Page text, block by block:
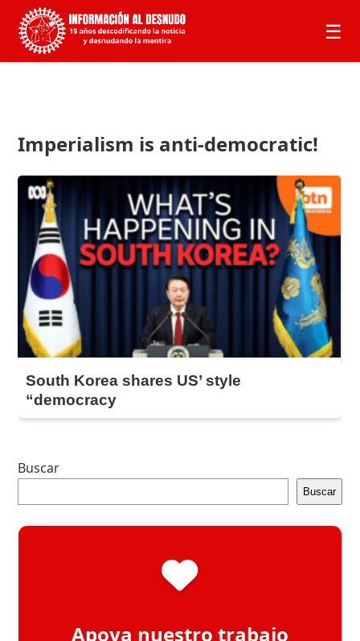
☰
Imperialism is anti-democratic!
South Korea shares US’ style
“democracy
Buscar
Buscar
Apoya nuestro trabajo